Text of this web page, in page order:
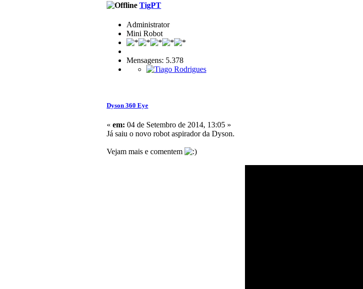
TigPT
Administrator
Mini Robot
Mensagens: 5.378
Dyson 360 Eye
« em: 04 de Setembro de 2014, 13:05 »
Já saiu o novo robot aspirador da Dyson.
Vejam mais e comentem